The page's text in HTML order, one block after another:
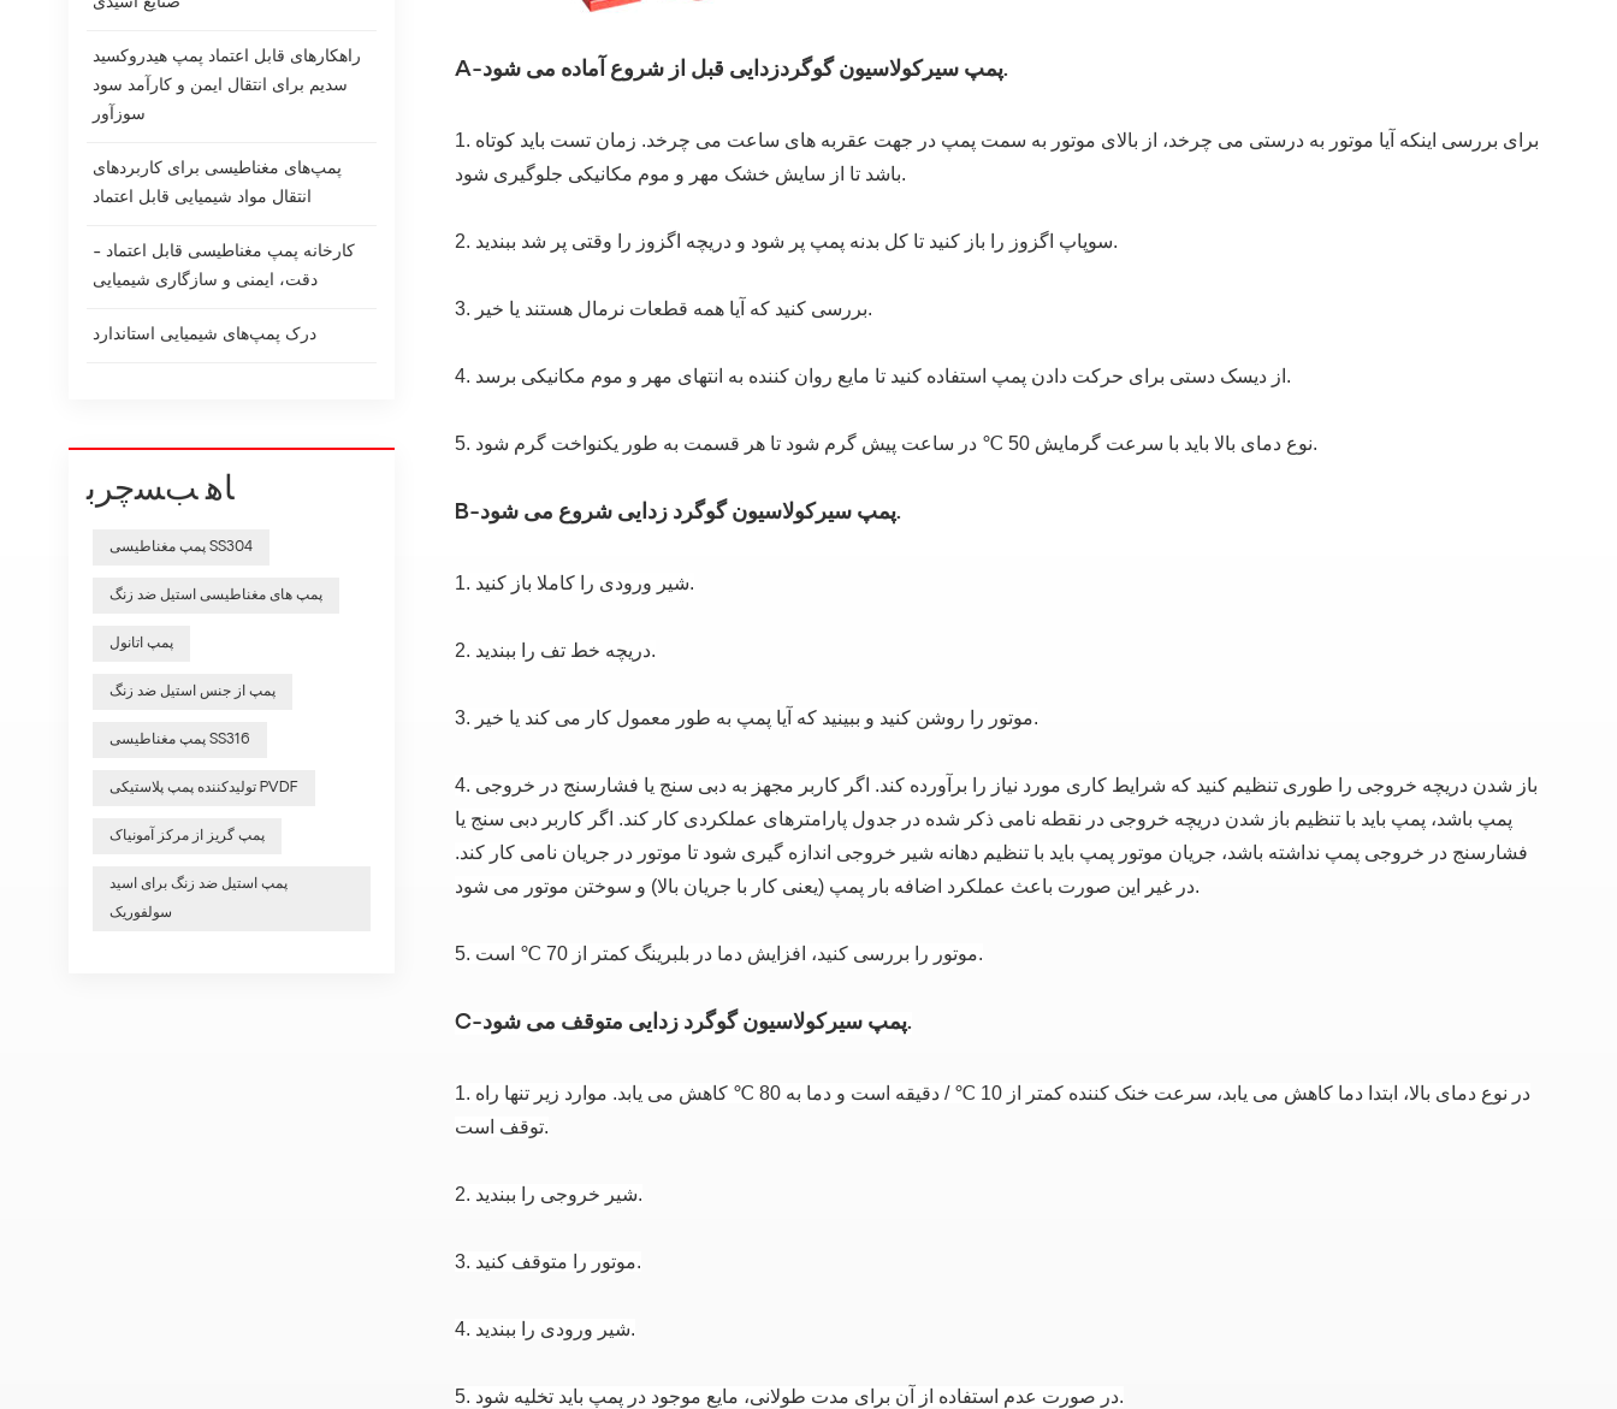
A- پمپ سیرکولاسیون گوگردزداییقبل از شروع آماده می شود.
1. برای بررسی اینکه آیا موتور به درستی می چرخد، از بالای موتور به سمت پمپ در جهت عقربه های ساعت می چرخد. زمان تست باید کوتاه
باشد تا از سایش خشک مهر و موم مکانیکی جلوگیری شود.
2. سوپاپ اگزوز را باز کنید تا کل بدنه پمپ پر شود و دریچه اگزوز را وقتی پر شد ببندید.
3. بررسی کنید که آیا همه قطعات نرمال هستند یا خیر.
4. از دیسک دستی برای حرکت دادن پمپ استفاده کنید تا مایع روان کننده به انتهای مهر و موم مکانیکی برسد.
5. نوع دمای بالا باید با سرعت گرمایش 50 ℃ در ساعت پیش گرم شود تا هر قسمت به طور یکنواخت گرم شود.
B-پمپ سیرکولاسیون گوگرد زدایی شروع می شود.
1. شیر ورودی را کاملا باز کنید.
2. دریچه خط تف را ببندید.
3. موتور را روشن کنید و ببینید که آیا پمپ به طور معمول کار می کند یا خیر.
4. باز شدن دریچه خروجی را طوری تنظیم کنید که شرایط کاری مورد نیاز را برآورده کند. اگر کاربر مجهز به دبی سنج یا فشارسنج در خروجی
پمپ باشد، پمپ باید با تنظیم باز شدن دریچه خروجی در نقطه نامی ذکر شده در جدول پارامترهای عملکردی کار کند. اگر کاربر دبی سنج یا
فشارسنج در خروجی پمپ نداشته باشد، جریان موتور پمپ باید با تنظیم دهانه شیر خروجی اندازه گیری شود تا موتور در جریان نامی کار کند.
در غیر این صورت باعث عملکرد اضافه بار پمپ (یعنی کار با جریان بالا) و سوختن موتور می شود.
5. موتور را بررسی کنید، افزایش دما در بلبرینگ کمتر از 70 ℃ است.
C-پمپ سیرکولاسیون گوگرد زدایی متوقف می شود.
1. در نوع دمای بالا، ابتدا دما کاهش می یابد، سرعت خنک کننده کمتر از 10 ℃ / دقیقه است و دما به 80 ℃ کاهش می یابد.
موارد زیر تنها راه
توقف است.
2. شیر خروجی را ببندید.
3. موتور را متوقف کنید.
4. شیر ورودی را ببندید.
5. در صورت عدم استفاده از آن برای مدت طولانی، مایع موجود در پمپ باید تخلیه شود.
راهکارهای قابل اعتماد پمپ هیدروکسید
سدیم برای انتقال ایمن و کارآمد سود
سوزآور
پمپ‌های مغناطیسی برای کاربردهای
انتقال مواد شیمیایی قابل اعتماد
کارخانه پمپ مغناطیسی قابل اعتماد -
دقت، ایمنی و سازگاری شیمیایی
درک پمپ‌های شیمیایی استاندارد
ﺎﻫ ﺐﺴﭼﺮﺑ
پمپ مغناطیسی SS304
پمپ های مغناطیسی استیل ضد زنگ
پمپ اتانول
پمپ از جنس استیل ضد زنگ
پمپ مغناطیسی SS316
تولیدکننده پمپ پلاستیکی PVDF
پمپ گریز از مرکز آمونیاک
پمپ استیل ضد زنگ برای اسید
سولفوریک